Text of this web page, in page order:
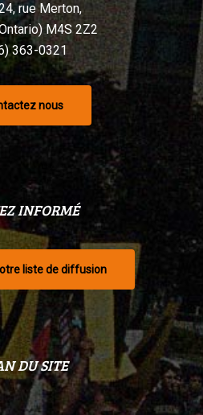
rue Merton,
M4S 2Z2
363-0321
nous
INFORMÉ
liste de diffusion
DU SITE